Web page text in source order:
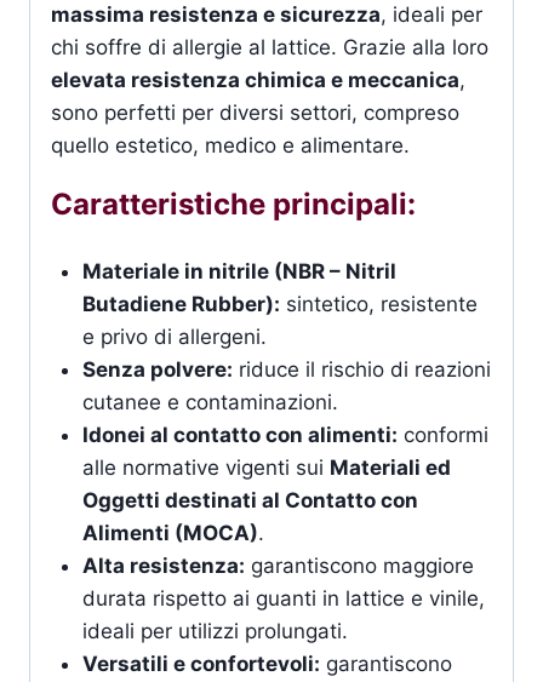
massima resistenza e sicurezza, ideali per
chi soffre di allergie al lattice. Grazie alla loro
elevata resistenza chimica e meccanica,
sono perfetti per diversi settori, compreso
quello estetico, medico e alimentare.
Caratteristiche principali:
Materiale in nitrile (NBR – Nitril
Butadiene Rubber): sintetico, resistente
e privo di allergeni.
Senza polvere: riduce il rischio di reazioni
cutanee e contaminazioni.
Idonei al contatto con alimenti: conformi
alle normative vigenti sui Materiali ed
Oggetti destinati al Contatto con
Alimenti (MOCA).
Alta resistenza: garantiscono maggiore
durata rispetto ai guanti in lattice e vinile,
ideali per utilizzi prolungati.
Versatili e confortevoli: garantiscono